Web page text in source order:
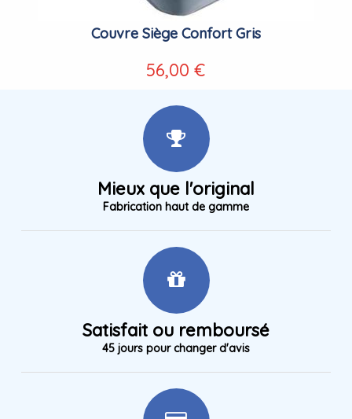
Couvre Siège Confort Gris
56,00 €
Mieux que l'original
Fabrication haut de gamme
Satisfait ou remboursé
45 jours pour changer d'avis